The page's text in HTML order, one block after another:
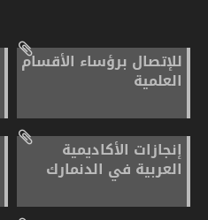
للإتصال برؤساء الأقسام
العلمية
إنجازات الأكاديمية
العربية في الدنمارك